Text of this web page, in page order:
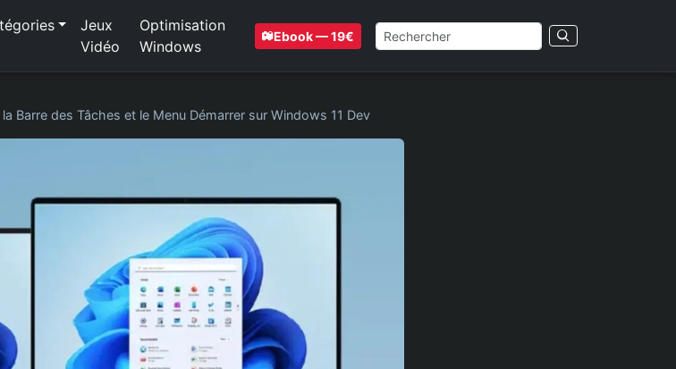
Jeux
Vidéo
Optimisation
Windows
Ebook — 19€
Barre des Tâches et le Menu Démarrer sur Windows 11 Dev